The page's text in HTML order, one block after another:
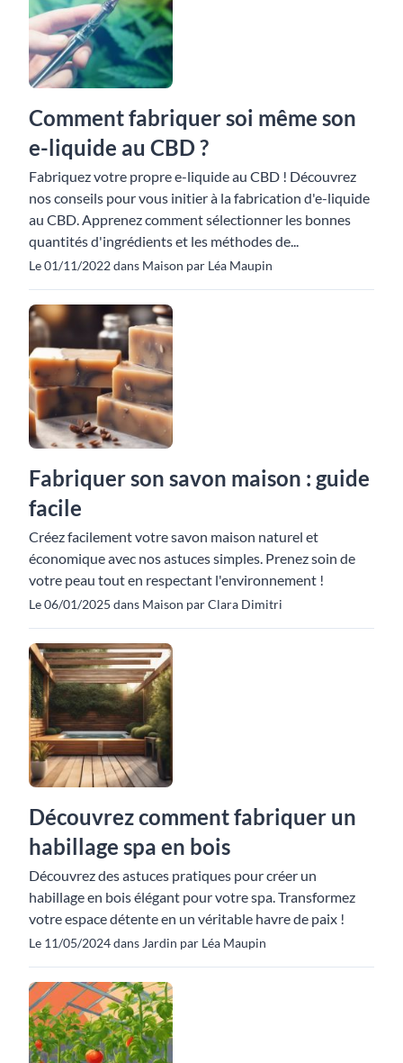
Comment fabriquer soi même son
e-liquide au CBD ?
Fabriquez votre propre e-liquide au CBD ! Découvrez
nos conseils pour vous initier à la fabrication d'e-liquide
au CBD. Apprenez comment sélectionner les bonnes
quantités d'ingrédients et les méthodes de...
Le 01/11/2022 dans Maison par Léa Maupin
Fabriquer son savon maison : guide
facile
Créez facilement votre savon maison naturel et
économique avec nos astuces simples. Prenez soin de
votre peau tout en respectant l'environnement !
Le 06/01/2025 dans Maison par Clara Dimitri
Découvrez comment fabriquer un
habillage spa en bois
Découvrez des astuces pratiques pour créer un
habillage en bois élégant pour votre spa. Transformez
votre espace détente en un véritable havre de paix !
Le 11/05/2024 dans Jardin par Léa Maupin